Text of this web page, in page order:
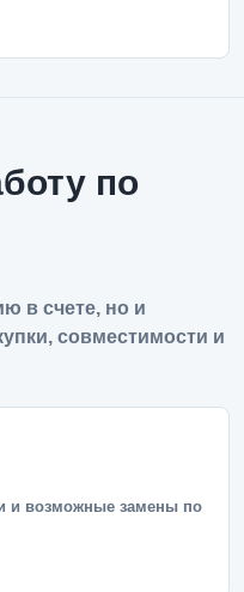
по
в счете, но и
совместимости и
и возможные замены по